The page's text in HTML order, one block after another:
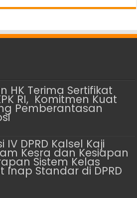
HK Terima Sertifikat
RI, Komitmen Kuat
Pemberantasan
IV DPRD Kalsel Kaji
Kesra dan Kesiapan
Sistem Kelas
Inap Standar di DPRD